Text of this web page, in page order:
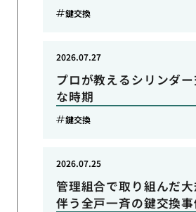
鍵交換
プロが教えるシリンダ
な時期
2026.07.27
鍵交換
管理組合で取り組んだ
伴う全戸一斉の鍵交換事
2026.07.25